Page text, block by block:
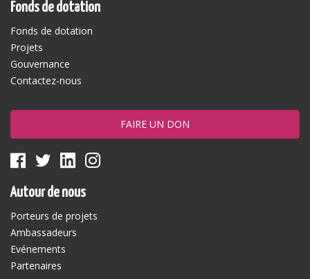
Fonds de dotation
Fonds de dotation
Projets
Gouvernance
Contactez-nous
FAIRE UN DON
Autour de nous
Porteurs de projets
Ambassadeurs
Evénements
Partenaires